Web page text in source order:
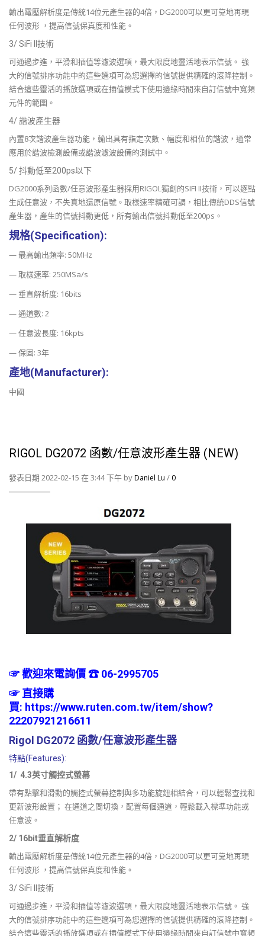
輸出電壓解析度是傳統14位元產生器的4倍，DG2000可以更可靠地再現
任何波形 ，提高信號保真度和性能。
3/ SiFi II技術
可通過步進，平滑和插值等濾波選項，最大限度地靈活地表示信號。 強
大的信號排序功能中的這些選項可為您選擇的信號提供精確的滾降控制。
結合這些靈活的播放選項或在插值模式下使用邊緣時間來自訂信號中寬頻
元件的範圍。
4/ 諧波產生器
內置8次諧波產生器功能，輸出具有指定次數、幅度和相位的諧波，通常
應用於諧波檢測設備或諧波濾波設備的測試中。
5/ 抖動低至200ps以下
DG2000系列函數/任意波形產生器採用RIGOL獨創的SIFI II技術，可以逐點
生成任意波，不失真地還原信號。取樣速率精確可調，相比傳統DDS信號
產生器，產生的信號抖動更低，所有輸出信號抖動低至200ps。
規格(Specification):
— 最高輸出頻率: 50MHz
— 取樣速率: 250MSa/s
— 垂直解析度: 16bits
— 通道數: 2
— 任意波長度: 16kpts
— 保固: 3年
產地(Manufacturer):
中國
RIGOL DG2072 函數/任意波形產生器 (NEW)
發表日期 2022-02-15 在 3:44 下午 byDaniel Lu / 0
☞ 歡迎來電詢價 ☎ 06-2995705
☞直接購
買: https://www.ruten.com.tw/item/show?
22207921216611
Rigol DG2072 函數/任意波形產生器
特點(Features):
1/ 4.3英寸觸控式螢幕
帶有點擊和滑動的觸控式螢幕控制與多功能旋鈕相結合，可以輕鬆查找和
更新波形設置； 在通道之間切換，配置每個通道，輕鬆載入標準功能或
任意波。
2/ 16bit垂直解析度
輸出電壓解析度是傳統14位元產生器的4倍，DG2000可以更可靠地再現
任何波形 ，提高信號保真度和性能。
3/ SiFi II技術
可通過步進，平滑和插值等濾波選項，最大限度地靈活地表示信號。 強
大的信號排序功能中的這些選項可為您選擇的信號提供精確的滾降控制。
結合這些靈活的播放選項或在插值模式下使用邊緣時間來自訂信號中寬頻